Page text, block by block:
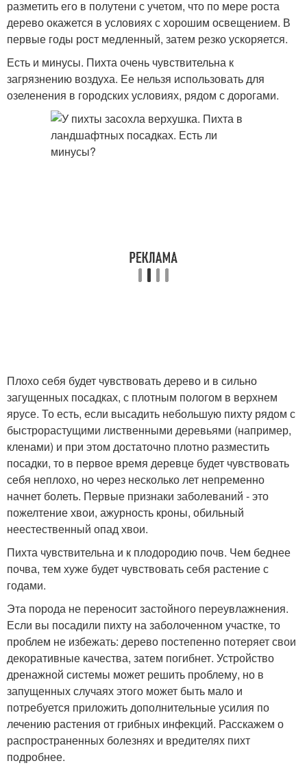
разметить его в полутени с учетом, что по мере роста
дерево окажется в условиях с хорошим освещением. В
первые годы рост медленный, затем резко ускоряется.
Есть и минусы. Пихта очень чувствительна к
загрязнению воздуха. Ее нельзя использовать для
озеленения в городских условиях, рядом с дорогами.
Плохо себя будет чувствовать дерево и в сильно
загущенных посадках, с плотным пологом в верхнем
ярусе. То есть, если высадить небольшую пихту рядом с
быстрорастущими лиственными деревьями (например,
кленами) и при этом достаточно плотно разместить
посадки, то в первое время деревце будет чувствовать
себя неплохо, но через несколько лет непременно
начнет болеть. Первые признаки заболеваний - это
пожелтение хвои, ажурность кроны, обильный
неестественный опад хвои.
Пихта чувствительна и к плодородию почв. Чем беднее
почва, тем хуже будет чувствовать себя растение с
годами.
Эта порода не переносит застойного переувлажнения.
Если вы посадили пихту на заболоченном участке, то
проблем не избежать: дерево постепенно потеряет свои
декоративные качества, затем погибнет. Устройство
дренажной системы может решить проблему, но в
запущенных случаях этого может быть мало и
потребуется приложить дополнительные усилия по
лечению растения от грибных инфекций. Расскажем о
распространенных болезнях и вредителях пихт
подробнее.